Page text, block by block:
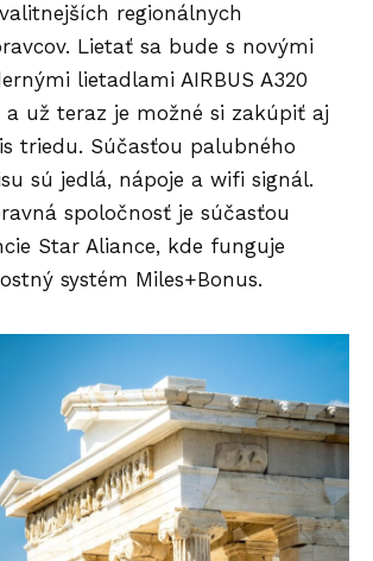
regionálnych
Lietať sa bude s novými
lietadlami AIRBUS A320
a už teraz je možné si zakúpiť aj
triedu. Súčasťou palubného
sú jedlá, nápoje a wifi signál.
spoločnosť je súčasťou
Star Aliance, kde funguje
systém Miles+Bonus.